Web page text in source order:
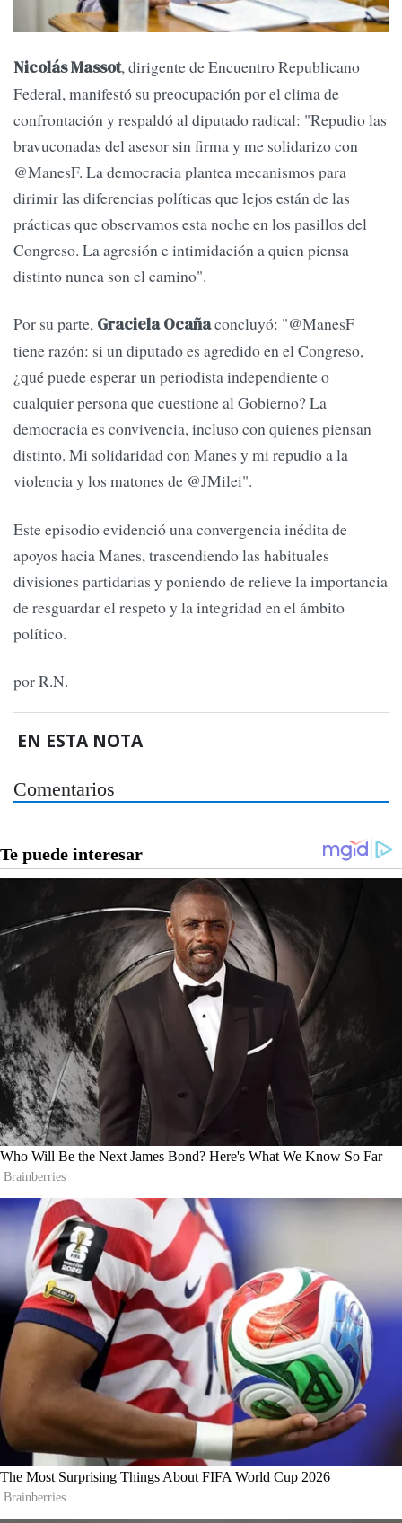
Nicolás Massot, dirigente de Encuentro Republicano
Federal, manifestó su preocupación por el clima de
confrontación y respaldó al diputado radical: "Repudio las
bravuconadas del asesor sin firma y me solidarizo con
@ManesF. La democracia plantea mecanismos para
dirimir las diferencias políticas que lejos están de las
prácticas que observamos esta noche en los pasillos del
Congreso. La agresión e intimidación a quien piensa
distinto nunca son el camino".
Por su parte, Graciela Ocañaconcluyó: "@ManesF
tiene razón: si un diputado es agredido en el Congreso,
¿qué puede esperar un periodista independiente o
cualquier persona que cuestione al Gobierno? La
democracia es convivencia, incluso con quienes piensan
distinto. Mi solidaridad con Manes y mi repudio a la
violencia y los matones de @JMilei".
Este episodio evidenció una convergencia inédita de
apoyos hacia Manes, trascendiendo las habituales
divisiones partidarias y poniendo de relieve la importancia
de resguardar el respeto y la integridad en el ámbito
político.
por R.N.
EN ESTA NOTA
Comentarios